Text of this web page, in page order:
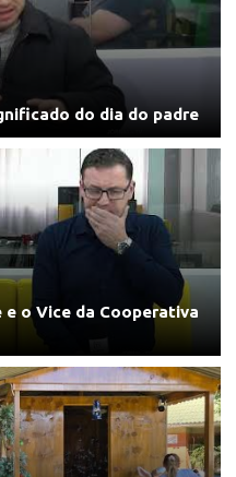
do dia do padre
o Vice da Cooperativa